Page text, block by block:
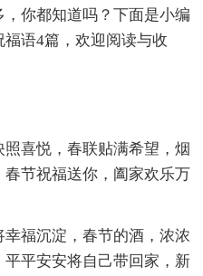
你都知道吗？下面是小编
语4篇，欢迎阅读与收
喜悦，春联贴满希望，烟
节祝福送你，阖家欢乐万
福沉淀，春节的酒，浓浓
平安安将自己带回家，新